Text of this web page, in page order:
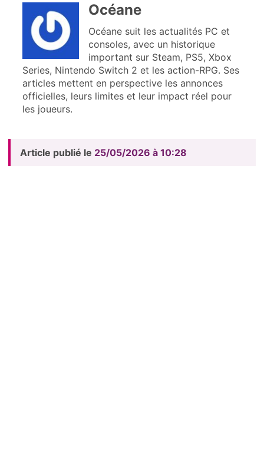
Océane
Océane suit les actualités PC et
consoles, avec un historique
important sur Steam, PS5, Xbox
Series, Nintendo Switch 2 et les action-RPG. Ses
articles mettent en perspective les annonces
officielles, leurs limites et leur impact réel pour
les joueurs.
Article publié le 25/05/2026 à 10:28